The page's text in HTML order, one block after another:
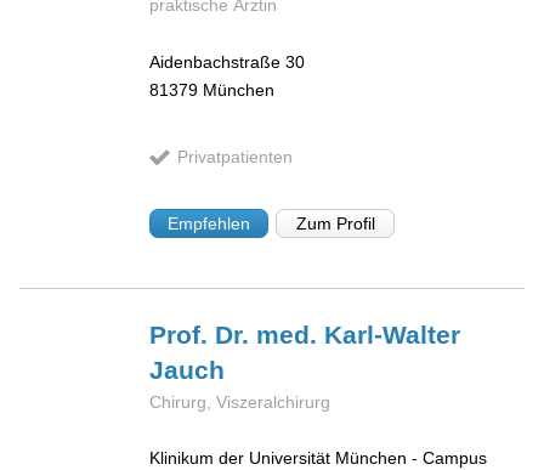
praktische Ärztin
Aidenbachstraße 30
81379 München
Privatpatienten
Empfehlen Zum Profil
Prof. Dr. med. Karl-Walter
Jauch
Chirurg, Viszeralchirurg
Klinikum der Universität München - Campus